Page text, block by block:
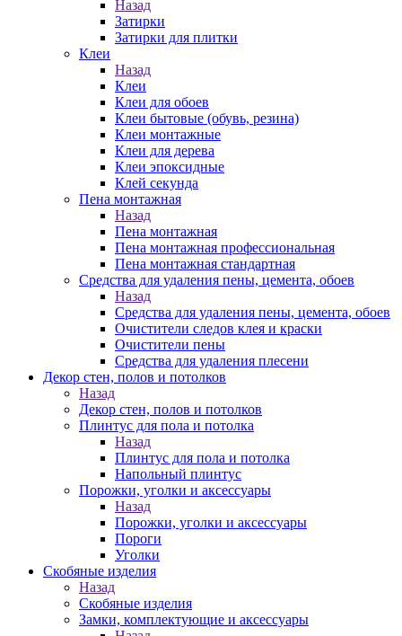
Назад
Затирки
Затирки для плитки
Клеи
Назад
Клеи
Клеи для обоев
Клеи бытовые (обувь, резина)
Клеи монтажные
Клеи для дерева
Клеи эпоксидные
Клей секунда
Пена монтажная
Назад
Пена монтажная
Пена монтажная профессиональная
Пена монтажная стандартная
Средства для удаления пены, цемента, обоев
Назад
Средства для удаления пены, цемента, обоев
Очистители следов клея и краски
Очистители пены
Средства для удаления плесени
Декор стен, полов и потолков
Назад
Декор стен, полов и потолков
Плинтус для пола и потолка
Назад
Плинтус для пола и потолка
Напольный плинтус
Порожки, уголки и аксессуары
Назад
Порожки, уголки и аксессуары
Пороги
Уголки
Скобяные изделия
Назад
Скобяные изделия
Замки, комплектующие и аксессуары